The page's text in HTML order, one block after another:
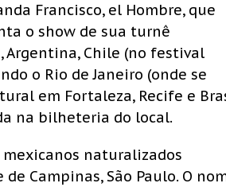
Francisco, el Hombre, que
o show de sua turnê
Argentina, Chile (no festival
o Rio de Janeiro (onde se
em Fortaleza, Recife e
na bilheteria do local.
naturalizados
Campinas, São Paulo. O